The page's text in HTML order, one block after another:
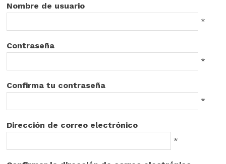
Nombre de usuario
*
Contraseña
*
Confirma tu contraseña
*
Dirección de correo electrónico
*